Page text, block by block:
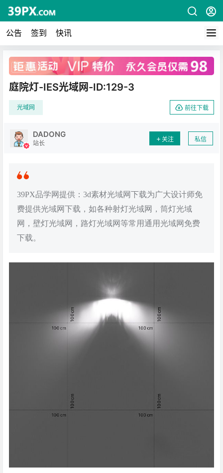
公告 签到 快讯
广告
庭院灯-IES光域网-ID:129-3
光域网 前往下载
DADONG
站长
关注 私信
39PX品学网提供：3d素材光域网下载为广大设计师免
费提供光域网下载，如各种射灯光域网，筒灯光域
网，壁灯光域网，路灯光域网等常用通用光域网免费
下载。